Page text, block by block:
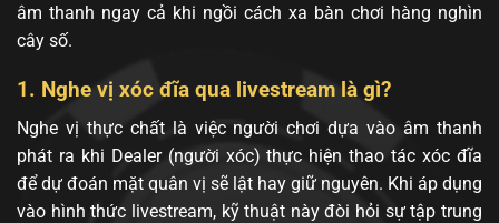
âm thanh ngay cả khi ngồi cách xa bàn chơi hàng nghìn
cây số.
1. Nghe vị xóc đĩa qua livestream là gì?
Nghe vị thực chất là việc người chơi dựa vào âm thanh
phát ra khi Dealer (người xóc) thực hiện thao tác xóc đĩa
để dự đoán mặt quân vị sẽ lật hay giữ nguyên. Khi áp dụng
vào hình thức livestream, kỹ thuật này đòi hỏi sự tập trung